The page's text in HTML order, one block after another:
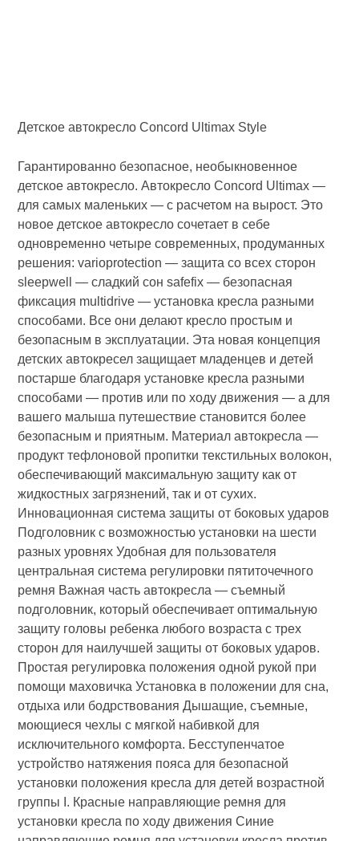
Детское автокресло Concord Ultimax Style
Гарантированно безопасное, необыкновенное
детское автокресло. Автокресло Concord Ultimax —
для самых маленьких — с расчетом на вырост. Это
новое детское автокресло сочетает в себе
одновременно четыре современных, продуманных
решения: varioprotection — защита со всех сторон
sleepwell — сладкий сон safefix — безопасная
фиксация multidrive — установка кресла разными
способами. Все они делают кресло простым и
безопасным в эксплуатации. Эта новая концепция
детских автокресел защищает младенцев и детей
постарше благодаря установке кресла разными
способами — против или по ходу движения — а для
вашего малыша путешествие становится более
безопасным и приятным. Материал автокресла —
продукт тефлоновой пропитки текстильных волокон,
обеспечивающий максимальную защиту как от
жидкостных загрязнений, так и от сухих.
Инновационная система защиты от боковых ударов
Подголовник с возможностью установки на шести
разных уровнях Удобная для пользователя
центральная система регулировки пятиточечного
ремня Важная часть автокресла — съемный
подголовник, который обеспечивает оптимальную
защиту головы ребенка любого возраста с трех
сторон для наилучшей защиты от боковых ударов.
Простая регулировка положения одной рукой при
помощи маховичка Установка в положении для сна,
отдыха или бодрствования Дышащие, съемные,
моющиеся чехлы с мягкой набивкой для
исключительного комфорта. Бесступенчатое
устройство натяжения пояса для безопасной
установки положения кресла для детей возрастной
группы I. Красные направляющие ремня для
установки кресла по ходу движения Синие